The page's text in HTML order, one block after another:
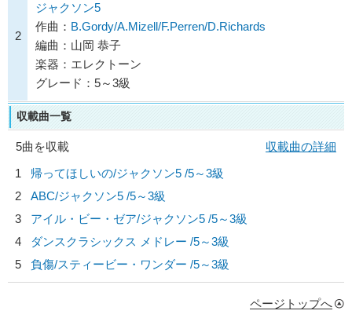
2
ジャクソン5
作曲： B.Gordy/A.Mizell/F.Perren/D.Richards
編曲：山岡 恭子
楽器：エレクトーン
グレード：5～3級
収載曲一覧
5曲を収載
収載曲の詳細
1
帰ってほしいの/ジャクソン5 /5～3級
2
ABC/ジャクソン5 /5～3級
3
アイル・ビー・ゼア/ジャクソン5 /5～3級
4
ダンスクラシックス メドレー /5～3級
5
負傷/スティービー・ワンダー /5～3級
ページトップへ